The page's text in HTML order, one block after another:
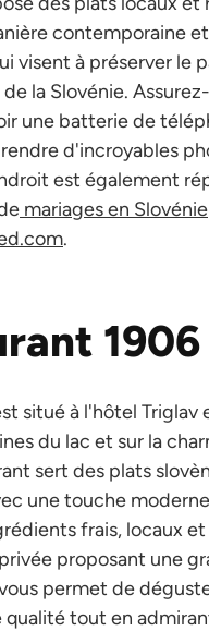
contemporaine et
visent à préserver le
la Slovénie.
une batterie de
d'incroyables
est également
mariages en Slovénie
.
1906
situé à l'hôtel Triglav
du lac et sur la
sert des plats
une touche
frais, locaux et
proposant une
permet de
tout en